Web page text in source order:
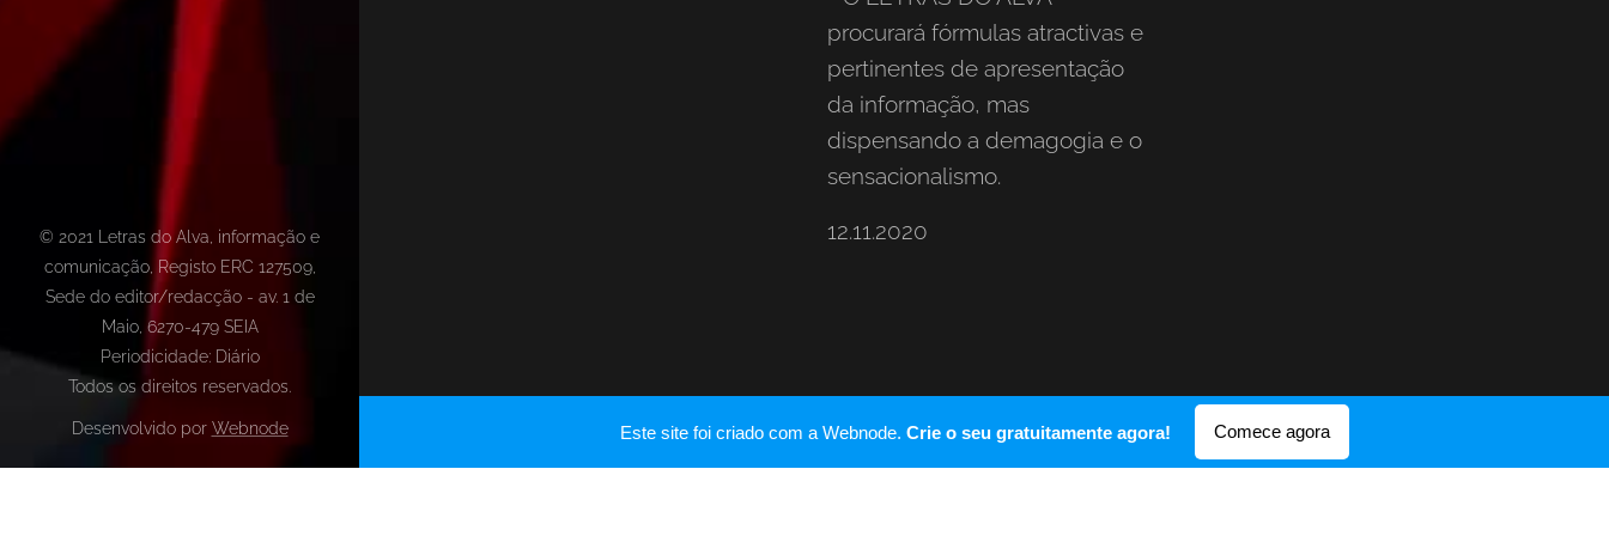
procurará fórmulas atractivas e
pertinentes de apresentação
da informação, mas
dispensando a demagogia e o
sensacionalismo.
12.11.2020
© 2021 Letras do Alva, informação e
comunicação, Registo ERC 127509,
Sede do editor/redacção - av. 1 de
Maio, 6270-479 SEIA
Periodicidade: Diário
Todos os direitos reservados.
Desenvolvido por Webnode Este site foi criado com a Webnode. Crie o seu gratuitamente agora! Comece agora